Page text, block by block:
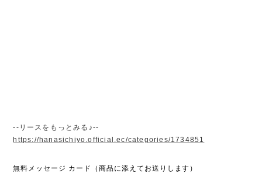
--リースをもっとみる♪--
https://hanasichiyo.official.ec/categories/1734851
無料メッセージ カード（商品に添えてお送りします）